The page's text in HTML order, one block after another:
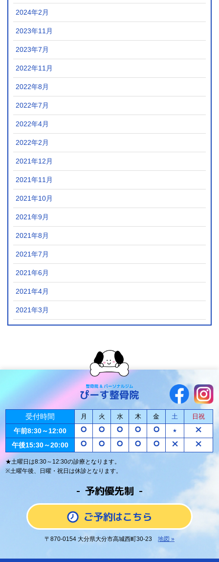
2024年2月
2023年11月
2023年7月
2022年11月
2022年8月
2022年7月
2022年4月
2022年2月
2021年12月
2021年11月
2021年10月
2021年9月
2021年8月
2021年7月
2021年6月
2021年4月
2021年3月
受付時間 月 火 水 木 金 土 日祝
午前8:30～12:00 ★
午後15:30～20:00
★土曜日は8:30～12:30の診療となります。
※土曜午後、日曜・祝日は休診となります。
予約優先制
ご予約はこちら
〒870-0154 大分県大分市高城西町30-23 地図 »